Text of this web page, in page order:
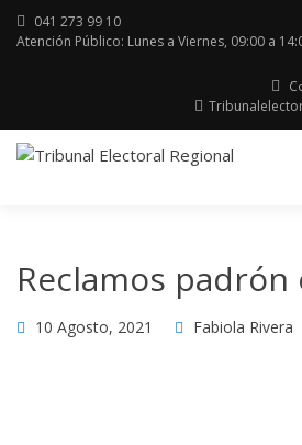
041 273 99 10
Atención Público: Lunes a Viernes, 09:00 a
Reclamos
10 Agosto, 2021 Fabiola Rivera